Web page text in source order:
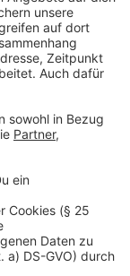
kann
die
der
dieses
ein
Fans mit
heißt".